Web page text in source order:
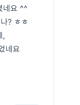
네요 ^^
? ㅎㅎ
,
네요